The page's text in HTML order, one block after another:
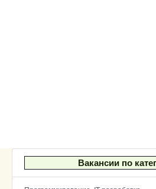
Вакансии по